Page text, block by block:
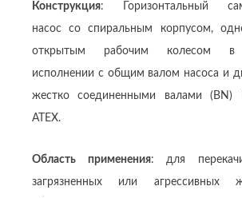
Конструкция: Горизонтальный
насос со спиральным корпусом,
открытым рабочим колесом в
исполнении с общим валом насоса и
жестко соединенными валами (BN)
ATEX.
Область применения: для
загрязненных или агрессивных